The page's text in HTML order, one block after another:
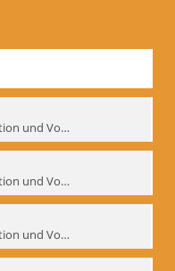
Biomechanik-Demonstration und Vortrag, Berliner Ensemble, 04.10.1991
Biomechanik-Demonstration und Vortrag, Berliner Ensemble, 04.10.1991
Biomechanik-Demonstration und Vortrag, Berliner Ensemble, 04.10.1991